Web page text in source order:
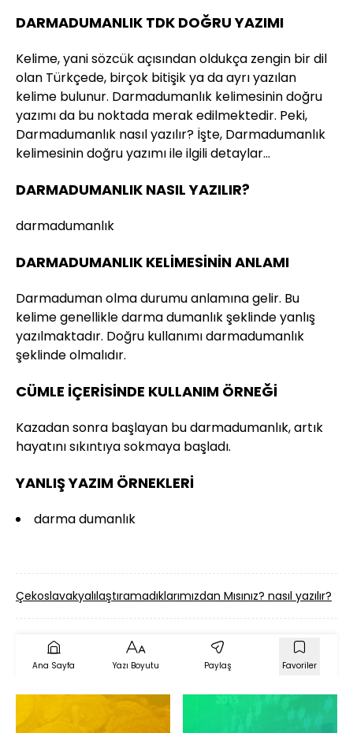
DARMADUMANLIK TDK DOĞRU YAZIMI
Kelime, yani sözcük açısından oldukça zengin bir dil
olan Türkçede, birçok bitişik ya da ayrı yazılan
kelime bulunur. Darmadumanlık kelimesinin doğru
yazımı da bu noktada merak edilmektedir. Peki,
Darmadumanlık nasıl yazılır? İşte, Darmadumanlık
kelimesinin doğru yazımı ile ilgili detaylar…
DARMADUMANLIK NASIL YAZILIR?
darmadumanlık
DARMADUMANLIK KELİMESİNİN ANLAMI
Darmaduman olma durumu anlamına gelir. Bu
kelime genellikle darma dumanlık şeklinde yanlış
yazılmaktadır. Doğru kullanımı darmadumanlık
şeklinde olmalıdır.
CÜMLE İÇERİSİNDE KULLANIM ÖRNEĞİ
Kazadan sonra başlayan bu darmadumanlık, artık
hayatını sıkıntıya sokmaya başladı.
YANLIŞ YAZIM ÖRNEKLERİ
darma dumanlık
Çekoslavakyalılaştıramadıklarımızdan Mısınız? nasıl yazılır?
Ana Sayfa Yazı Boyutu Paylaş Favoriler